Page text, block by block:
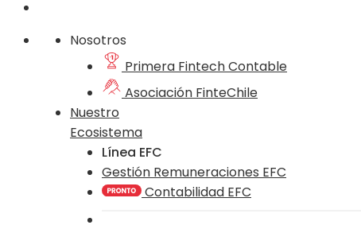
Nosotros
Primera Fintech Contable
Asociación FinteChile
Nuestro
Ecosistema
Línea EFC
Gestión Remuneraciones EFC
Contabilidad EFC